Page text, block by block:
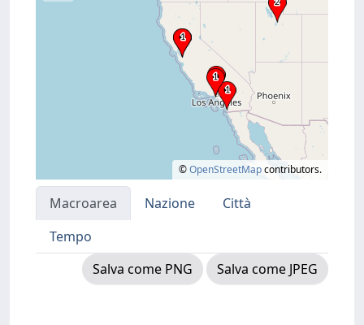
©OpenStreetMapcontributors.
Macroarea Nazione
Città
Tempo
Salva come PNG
Salva come JPEG